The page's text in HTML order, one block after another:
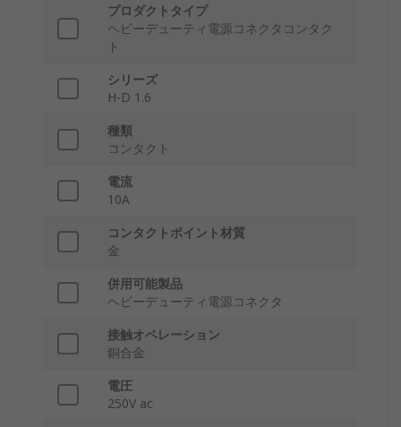
プロダクトタイプ
ヘビーデューティ電源コネクタコンタク
ト
シリーズ
H-D 1.6
種類
コンタクト
電流
10A
コンタクトポイント材質
金
併用可能製品
ヘビーデューティ電源コネクタ
接触オペレーション
銅合金
電圧
250V ac